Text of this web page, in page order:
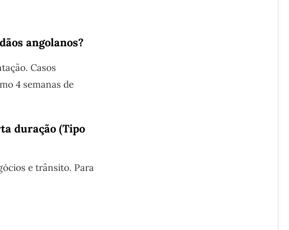
angolanos?
Casos
4 semanas de
duração (Tipo
e trânsito. Para